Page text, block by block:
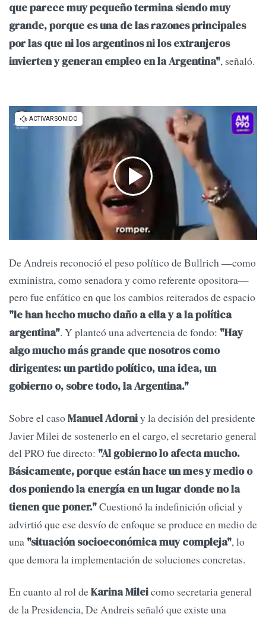
que parece muy pequeño termina siendo muy
grande, porque es una de las razones principales
por las que ni los argentinos ni los extranjeros
invierten y generan empleo en la Argentina", señaló.
De Andreis reconoció el peso político de Bullrich —como
exministra, como senadora y como referente opositora—
pero fue enfático en que los cambios reiterados de espacio
"le han hecho mucho daño a ella y a la política
argentina". Y planteó una advertencia de fondo: "Hay
algo mucho más grande que nosotros como
dirigentes: un partido político, una idea, un
gobierno o, sobre todo, la Argentina."
Sobre el casoManuel Adorniy la decisión del presidente
Javier Milei de sostenerlo en el cargo, el secretario general
del PRO fue directo: "Al gobierno lo afecta mucho.
Básicamente, porque están hace un mes y medio o
dos poniendo la energía en un lugar donde no la
tienen que poner."Cuestionó la indefinición oficial y
advirtió que ese desvío de enfoque se produce en medio de
una "situación socioeconómica muy compleja", lo
que demora la implementación de soluciones concretas.
En cuanto al rol deKarina Mileicomo secretaria general
de la Presidencia, De Andreis señaló que existe una